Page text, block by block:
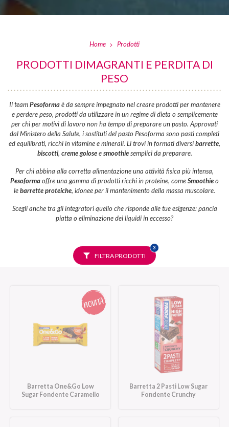
Home Prodotti
PRODOTTI DIMAGRANTI E PERDITA DI
PESO
Il teamPesoformaè da sempre impegnato nel creare prodotti per mantenere
e perdere peso, prodotti da utilizzare in un regime di dieta o semplicemente
per chi per motivi di lavoro non ha tempo di preparare un pasto. Approvati
dal Ministero della Salute, i sostituti del pasto Pesoforma sono pasti completi
ed equilibrati, ricchi in vitamine e minerali. Li trovi in formati diversibarrette,
biscotti, creme goloseesmoothiesemplici da preparare.
Per chi abbina alla corretta alimentazione una attività fisica più intensa,
Pesoformaoffre una gamma di prodotti ricchi in proteine, comeSmoothieo
lebarrette proteiche, idonee per il mantenimento della massa muscolare.
Scegli anche tra gli integratori quello che risponde alle tue esigenze: pancia
piatta o eliminazione dei liquidi in eccesso?
FILTRA PRODOTTI
3FILTRI
SELEZIONATI
Barretta One&Go Low
Sugar Fondente Caramello
Barretta 2 Pasti Low Sugar
Fondente Crunchy